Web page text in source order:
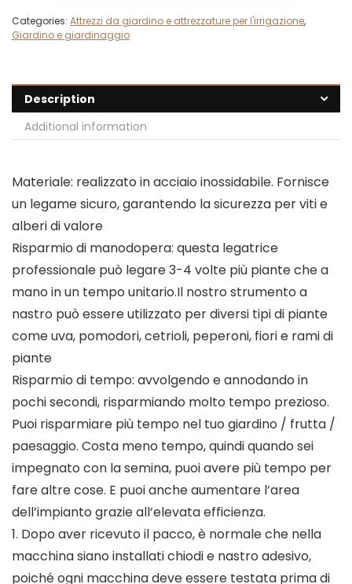
Categories: Attrezzi da giardino e attrezzature per l'irrigazione,
Giardino e giardinaggio
Description
Additional information
Materiale: realizzato in acciaio inossidabile. Fornisce
un legame sicuro, garantendo la sicurezza per viti e
alberi di valore
Risparmio di manodopera: questa legatrice
professionale può legare 3-4 volte più piante che a
mano in un tempo unitario.Il nostro strumento a
nastro può essere utilizzato per diversi tipi di piante
come uva, pomodori, cetrioli, peperoni, fiori e rami di
piante
Risparmio di tempo: avvolgendo e annodando in
pochi secondi, risparmiando molto tempo prezioso.
Puoi risparmiare più tempo nel tuo giardino / frutta /
paesaggio. Costa meno tempo, quindi quando sei
impegnato con la semina, puoi avere più tempo per
fare altre cose. E puoi anche aumentare l’area
dell’impianto grazie all’elevata efficienza.
1. Dopo aver ricevuto il pacco, è normale che nella
macchina siano installati chiodi e nastro adesivo,
poiché ogni macchina deve essere testata prima di